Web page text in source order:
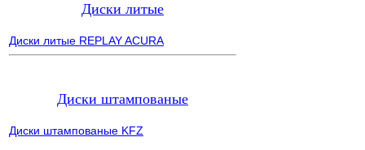
Диски литые
Диски литые REPLAY ACURA
Диски штампованые
Диски штампованые KFZ